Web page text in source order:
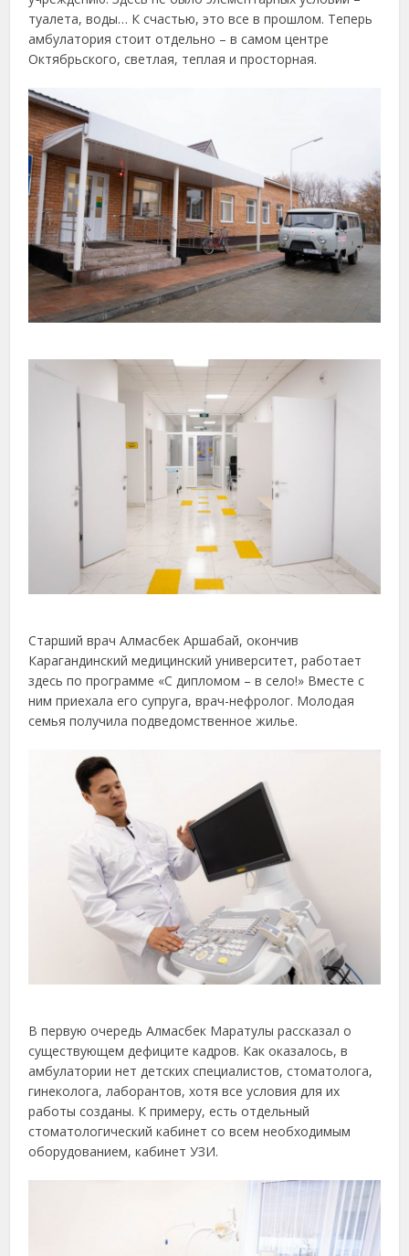
туалета, воды… К счастью, это все в прошлом. Теперь
амбулатория стоит отдельно – в самом центре
Октябрьского, светлая, теплая и просторная.
Старший врач Алмасбек Аршабай, окончив
Карагандинский медицинский университет, работает
здесь по программе «С дипломом – в село!» Вместе с
ним приехала его супруга, врач-нефролог. Молодая
семья получила подведомственное жилье.
В первую очередь Алмасбек Маратулы рассказал о
существующем дефиците кадров. Как оказалось, в
амбулатории нет детских специалистов, стоматолога,
гинеколога, лаборантов, хотя все условия для их
работы созданы. К примеру, есть отдельный
стоматологический кабинет со всем необходимым
оборудованием, кабинет УЗИ.